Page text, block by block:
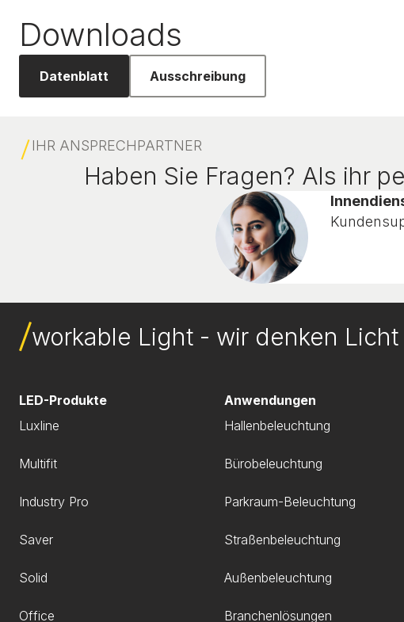
Downloads
Datenblatt Ausschreibung
IHR ANSPRECHPARTNER
Haben Sie Fragen? Als ihr
workable Light - wir denken
LED-Produkte
Luxline
Multifit
Industry Pro
Saver
Solid
Office
Anwendungen
Hallenbeleuchtung
Bürobeleuchtung
Parkraum-Beleuchtung
Straßenbeleuchtung
Außenbeleuchtung
Branchenlösungen